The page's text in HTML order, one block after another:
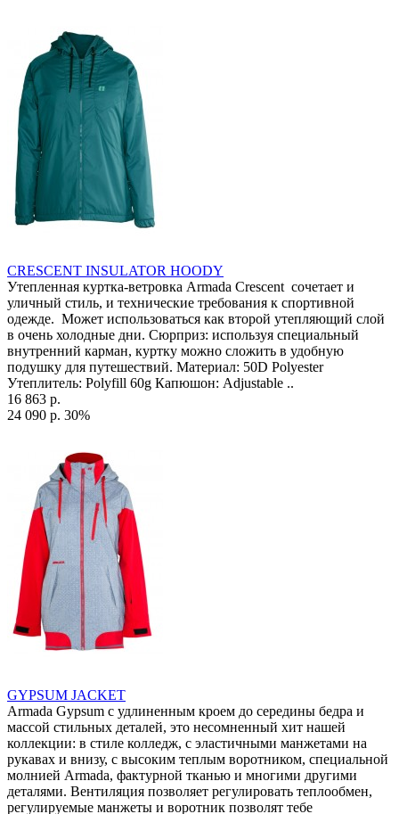
CRESCENT INSULATOR HOODY
Утепленная куртка-ветровка Armada Crescent сочетает и
уличный стиль, и технические требования к спортивной
одежде. Может использоваться как второй утепляющий слой
в очень холодные дни. Сюрприз: используя специальный
внутренний карман, куртку можно сложить в удобную
подушку для путешествий. Материал: 50D Polyester
Утеплитель: Polyfill 60g Капюшон: Adjustable ..
16 863 р.
24 090 р. 30%
GYPSUM JACKET
Armada Gypsum с удлиненным кроем до середины бедра и
массой стильных деталей, это несомненный хит нашей
коллекции: в стиле колледж, с эластичными манжетами на
рукавах и внизу, с высоким теплым воротником, специальной
молнией Armada, фактурной тканью и многими другими
деталями. Вентиляция позволяет регулировать теплообмен,
регулируемые манжеты и воротник позволят тебе